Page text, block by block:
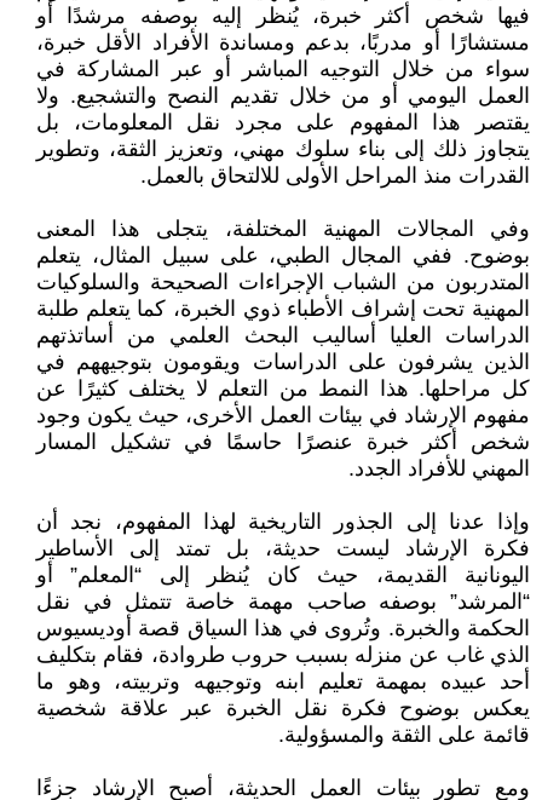
فيها شخص أكثر خبرة، يُنظر إليه بوصفه مرشدًا أو
مستشارًا أو مدربًا، بدعم ومساندة الأفراد الأقل خبرة،
سواء من خلال التوجيه المباشر أو عبر المشاركة في
العمل اليومي أو من خلال تقديم النصح والتشجيع. ولا
يقتصر هذا المفهوم على مجرد نقل المعلومات، بل
يتجاوز ذلك إلى بناء سلوك مهني، وتعزيز الثقة، وتطوير
القدرات منذ المراحل الأولى للالتحاق بالعمل.
وفي المجالات المهنية المختلفة، يتجلى هذا المعنى
بوضوح. ففي المجال الطبي، على سبيل المثال، يتعلم
المتدربون من الشباب الإجراءات الصحيحة والسلوكيات
المهنية تحت إشراف الأطباء ذوي الخبرة، كما يتعلم طلبة
الدراسات العليا أساليب البحث العلمي من أساتذتهم
الذين يشرفون على الدراسات ويقومون بتوجيههم في
كل مراحلها. هذا النمط من التعلم لا يختلف كثيرًا عن
مفهوم الإرشاد في بيئات العمل الأخرى، حيث يكون وجود
شخص أكثر خبرة عنصرًا حاسمًا في تشكيل المسار
المهني للأفراد الجدد.
وإذا عدنا إلى الجذور التاريخية لهذا المفهوم، نجد أن
فكرة الإرشاد ليست حديثة، بل تمتد إلى الأساطير
اليونانية القديمة، حيث كان يُنظر إلى “المعلم” أو
“المرشد” بوصفه صاحب مهمة خاصة تتمثل في نقل
الحكمة والخبرة. وتُروى في هذا السياق قصة أوديسيوس
الذي غاب عن منزله بسبب حروب طروادة، فقام بتكليف
أحد عبيده بمهمة تعليم ابنه وتوجيهه وتربيته، وهو ما
يعكس بوضوح فكرة نقل الخبرة عبر علاقة شخصية
قائمة على الثقة والمسؤولية.
ومع تطور بيئات العمل الحديثة، أصبح الإرشاد جزءًا